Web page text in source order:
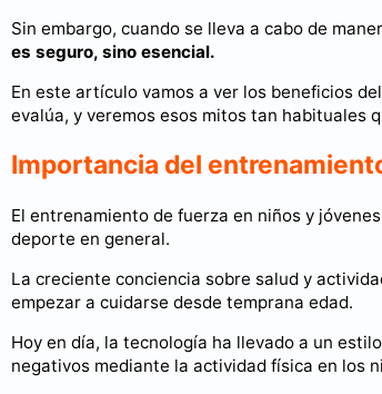
Sin embargo, cuando se lleva a cabo de
es seguro, sino esencial.
En este artículo vamos a ver los beneficios
evalúa, y veremos esos mitos tan habituales
Importancia del
El entrenamiento de fuerza en niños y
deporte en general.
La creciente conciencia sobre salud y
empezar a cuidarse desde temprana edad.
Hoy en día, la tecnología ha llevado a un
negativos mediante la actividad física en los